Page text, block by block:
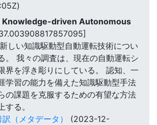
Knowledge-driven Autonomous
しい知識駆動型自動運転技術につい
。 我々の調査は、現在の自動運転シ
界を浮き彫りにしている。 認知、一
学習の能力を備えた知識駆動型手法
の課題を克服するための有望な方法
する。
（メタデータ）
(2023-12-